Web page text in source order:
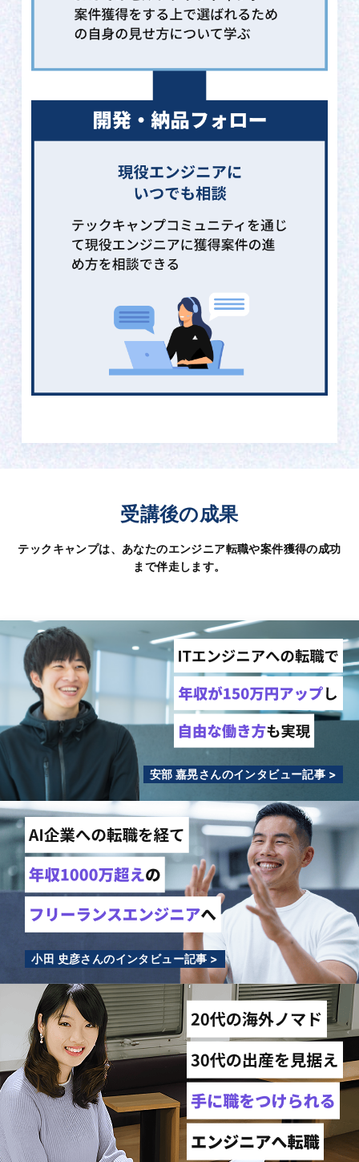
受講後の成果
テックキャンプは、あなたのエンジニア転職や案件獲得の成功
まで伴走します。
安部 嘉晃さんのインタビュー記事 >
小田 史彦さんのインタビュー記事 >